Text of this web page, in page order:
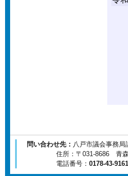
問い合わせ先： 八戸市議会事務局
住所：〒031-8686 青森県八
電話番号： 0178-43-9161